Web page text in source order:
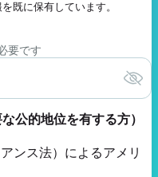
既に保有しています。
要です
公的地位を有する方）
ンス法）によるアメリ